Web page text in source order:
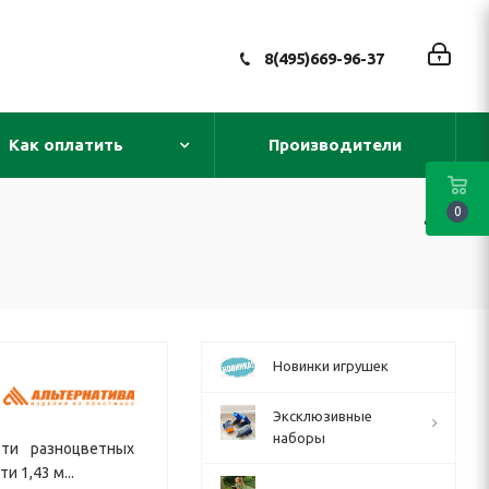
8(495)669-96-37
Как оплатить Производители
разноцветных
1,43 м...
Новинки игрушек
Эксклюзивные
наборы
0